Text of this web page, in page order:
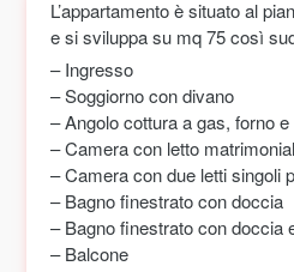
L’appartamento è situato al
e si sviluppa su mq 75 così
– Ingresso
– Soggiorno con divano
– Angolo cottura a gas, forno
– Camera con letto
– Camera con due letti singoli
– Bagno finestrato con doccia
– Bagno finestrato con doccia
– Balcone